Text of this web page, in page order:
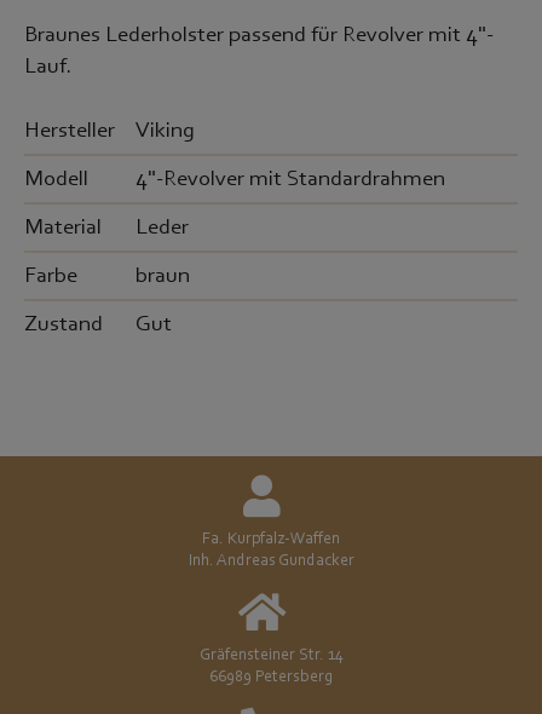
Braunes Lederholster passend für Revolver mit 4"-
Lauf.
Hersteller Viking
Modell 4"-Revolver mit Standardrahmen
Material Leder
Farbe braun
Zustand Gut
Fa. Kurpfalz-Waffen
Inh. Andreas Gundacker
Gräfensteiner Str. 14
66989 Petersberg